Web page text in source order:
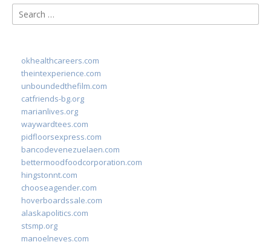
Search
for:
okhealthcareers.com
theintexperience.com
unboundedthefilm.com
catfriends-bg.org
marianlives.org
waywardtees.com
pidfloorsexpress.com
bancodevenezuelaen.com
bettermoodfoodcorporation.com
hingstonnt.com
chooseagender.com
hoverboardssale.com
alaskapolitics.com
stsmp.org
manoelneves.com